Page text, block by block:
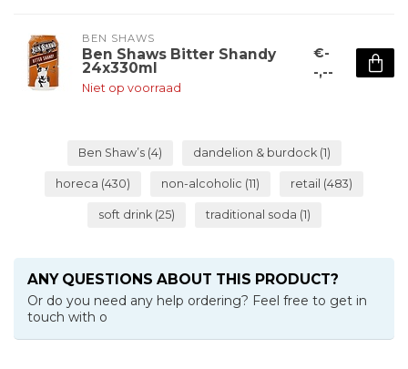
BEN SHAWS
Ben Shaws Bitter Shandy
24x330ml
Niet op voorraad
€-
-,--
Ben Shaw’s (4) dandelion & burdock (1)
horeca (430) non-alcoholic (11) retail (483)
soft drink (25) traditional soda (1)
ANY QUESTIONS ABOUT THIS PRODUCT?
Or do you need any help ordering? Feel free to get in
touch with o